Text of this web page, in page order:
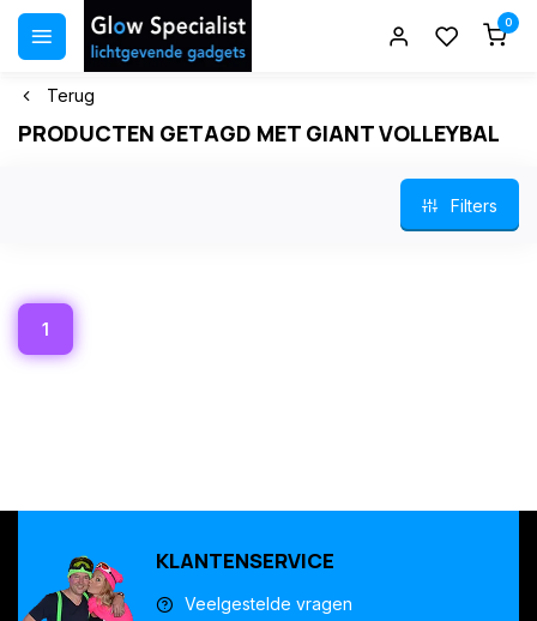
0
Terug
PRODUCTEN GETAGD MET GIANT VOLLEYBAL
Filters
1
KLANTENSERVICE
Veelgestelde vragen